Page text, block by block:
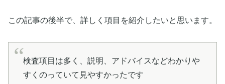
この記事の後半で、詳しく項目を紹介したいと思います。
検査項目は多く、説明、アドバイスなどわかりや
すくのっていて見やすかったです